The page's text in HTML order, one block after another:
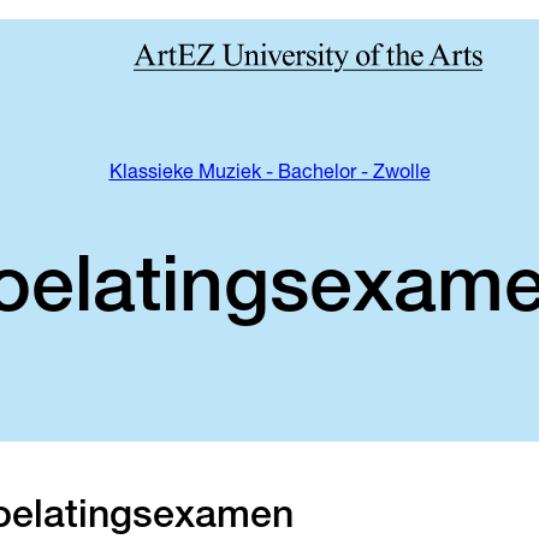
Klassieke Muziek - Bachelor - Zwolle